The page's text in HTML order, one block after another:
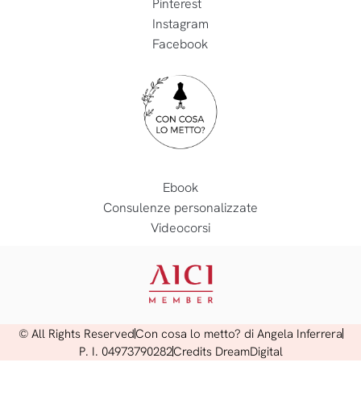
Ebook
Consulenze personalizzate
Videocorsi
Pinterest
Instagram
Facebook
© All Rights ReservedCon cosa lo metto? di Angela Inferrera
P. I. 04973790282Credits DreamDigital